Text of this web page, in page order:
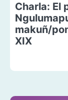
Charla: El
makuñ/
XIX